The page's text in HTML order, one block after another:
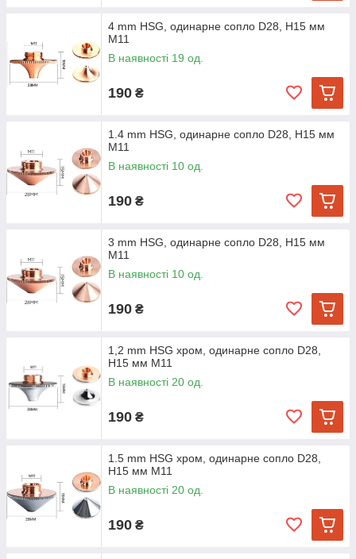
4 mm HSG, одинарне сопло D28, H15 мм
M11
В наявності 19 од.
190 ₴
1.4 mm HSG, одинарне сопло D28, H15 мм
M11
В наявності 10 од.
190 ₴
3 mm HSG, одинарне сопло D28, H15 мм
M11
В наявності 10 од.
190 ₴
1,2 mm HSG хром, одинарне сопло D28,
H15 мм M11
В наявності 20 од.
190 ₴
1.5 mm HSG хром, одинарне сопло D28,
H15 мм M11
В наявності 20 од.
190 ₴